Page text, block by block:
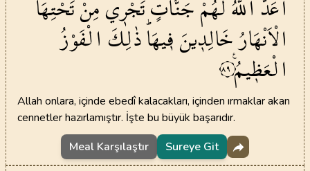
الْاَنْهَارُخَالِد۪ينَف۪يهَاۜذٰلِكَ الْفَوْزُ
الْعَظ۪يمُ۟٨٩
Allah onlara, içinde ebedî kalacakları, içinden ırmaklar akan
cennetler hazırlamıştır. İşte bu büyük başarıdır.
Meal Karşılaştır
Sureye Git